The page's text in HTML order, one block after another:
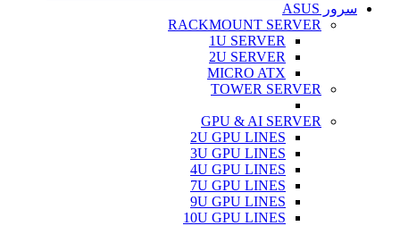
سرور ASUS
RACKMOUNT SERVER
1U SERVER
2U SERVER
MICRO ATX
TOWER SERVER
GPU & AI SERVER
2U GPU LINES
3U GPU LINES
4U GPU LINES
7U GPU LINES
9U GPU LINES
10U GPU LINES